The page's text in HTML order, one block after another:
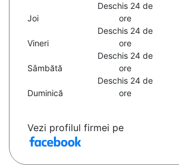
Joi
Deschis 24 de
ore
Vineri
Deschis 24 de
ore
Sâmbătă
Deschis 24 de
ore
Duminică
Deschis 24 de
ore
Vezi profilul firmei pe